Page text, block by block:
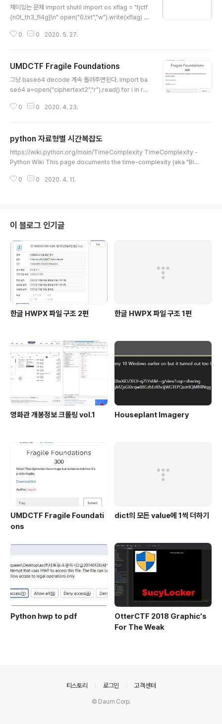
해시 그러니까 해시로도 풀어보았다. def so..
재미있는 문제 import shutil import os xflag = "tjctf
{n0t_th3_fl4g}\n" open("0.txt","w").write(xflag) c
xt").read()) == xflag: j+=1 for i in os.listdir(): if i.en
(i) break for k in os.listdir(cwd+"\\"+str(j)): shutil.
move(cwd+"\\"+str(j)+"\\"+k,cwd+"\\"..
0 0 2020. 5. 27.
UMDCTF Fragile Foundations
그냥 base64 decode 계속 돌려주면된다. import ba
se64 a=open("ciphertext2","r").read() for i in ran
돌리다가 에러 터지는데 그때 a를 출력해보면 flag가 나온
0 0 2020. 4. 23.
python 자료형별 시간복잡도
https://wiki.python.org/moin/TimeComplexity TimeComplexity -
Python Wiki This page documents the time-complexity (aka "Big
ython implementations (or older or still-under development vers
0 0 2020. 4. 11.
이 블로그 인기글
한글 HWPX 파일 구조 2편 한글 HWPX 파일 구조 1편
영화관 개봉정보 크롤링 vol.1 Houseplant Imagery
UMDCTF Fragile Foundati
ons
dict의 모든 value에 1씩 더하기
Python hwp to pdf
OtterCTF 2018 Graphic's
For The Weak
티스토리 로그인 고객센터
© Daum Corp.